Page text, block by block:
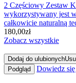
2 Częściowy Zestaw
wykorzystywany jest
całkowicie naturalną
180,00zł
Zobacz wszystkie
Dodaj do ulubionych
Podgląd
Dowiedz